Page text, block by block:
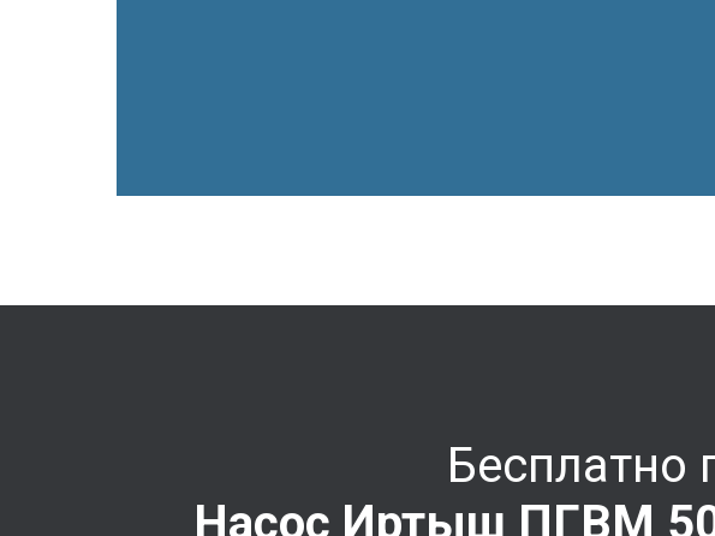
Бесплатно
Насос Иртыш ПГВМ